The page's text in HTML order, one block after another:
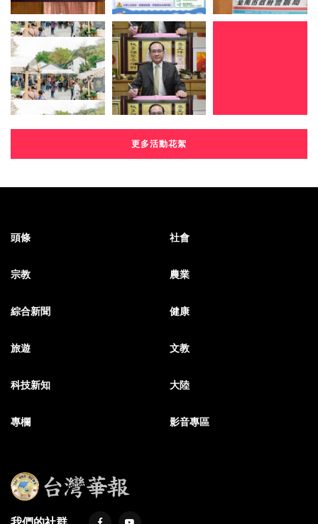
更多活動花絮
頭條 社會
宗教 農業
綜合新聞 健康
旅遊 文教
科技新知 大陸
專欄 影音專區